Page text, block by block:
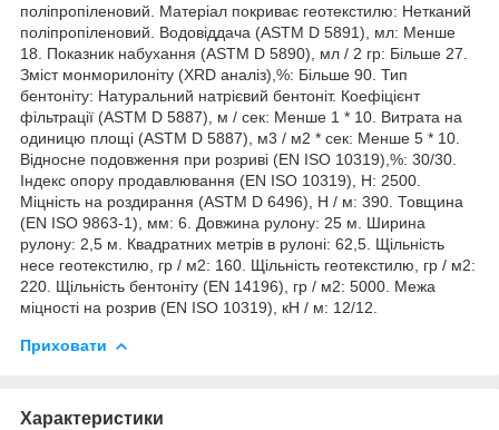
поліпропіленовий. Матеріал покриває геотекстилю: Нетканий
поліпропіленовий. Водовіддача (ASTM D 5891), мл: Менше
18. Показник набухання (ASTM D 5890), мл / 2 гр: Більше 27.
Зміст монморилоніту (XRD аналіз),%: Більше 90. Тип
бентоніту: Натуральний натрієвий бентоніт. Коефіцієнт
фільтрації (ASTM D 5887), м / сек: Менше 1 * 10. Витрата на
одиницю площі (ASTM D 5887), м3 / м2 * сек: Менше 5 * 10.
Відносне подовження при розриві (EN ISO 10319),%: 30/30.
Індекс опору продавлювання (EN ISO 10319), Н: 2500.
Міцність на роздирання (ASTM D 6496), Н / м: 390. Товщина
(EN ISO 9863-1), мм: 6. Довжина рулону: 25 м. Ширина
рулону: 2,5 м. Квадратних метрів в рулоні: 62,5. Щільність
несе геотекстилю, гр / м2: 160. Щільність геотекстилю, гр / м2:
220. Щільність бентоніту (EN 14196), гр / м2: 5000. Межа
міцності на розрив (EN ISO 10319), кН / м: 12/12.
Приховати
Характеристики